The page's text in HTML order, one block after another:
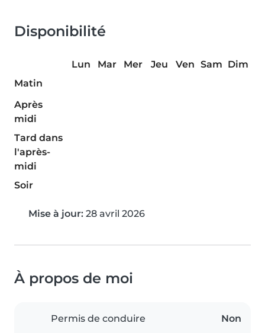
Disponibilité
Lun Mar Mer Jeu Ven Sam Dim
Matin
Après
midi
Tard dans
l'après-
midi
Soir
Mise à jour: 28 avril 2026
À propos de moi
Permis de conduire Non